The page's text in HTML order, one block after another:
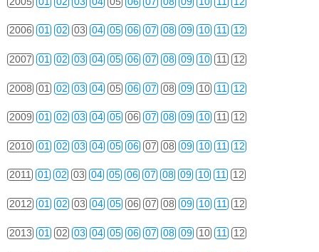
2006 01 02 03 04 05 06 07 08 09 10 11 12
2007 01 02 03 04 05 06 07 08 09 10 11 12
2008 01 02 03 04 05 06 07 08 09 10 11 12
2009 01 02 03 04 05 06 07 08 09 10 11 12
2010 01 02 03 04 05 06 07 08 09 10 11 12
2011 01 02 03 04 05 06 07 08 09 10 11 12
2012 01 02 03 04 05 06 07 08 09 10 11 12
2013 01 02 03 04 05 06 07 08 09 10 11 12